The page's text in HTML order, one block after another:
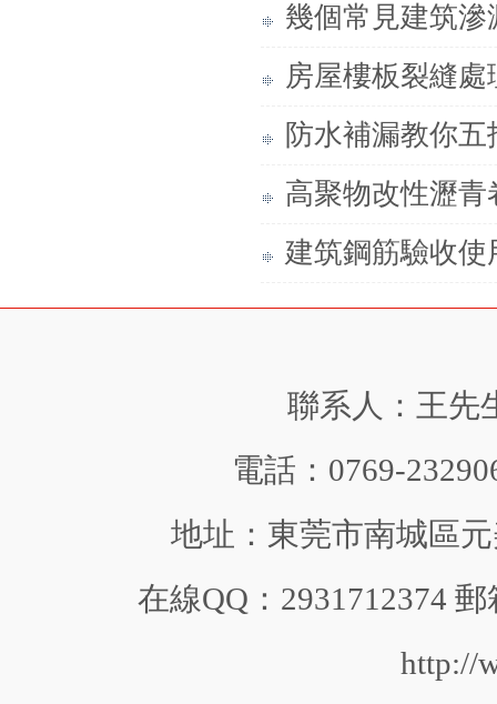
幾個常見建筑
房屋樓板裂縫處
防水補漏教你五
高聚物改性瀝
建筑鋼筋驗收
聯系人：王先
電話：0769-
地址：東莞市南城區
在線QQ：2931712374
http://